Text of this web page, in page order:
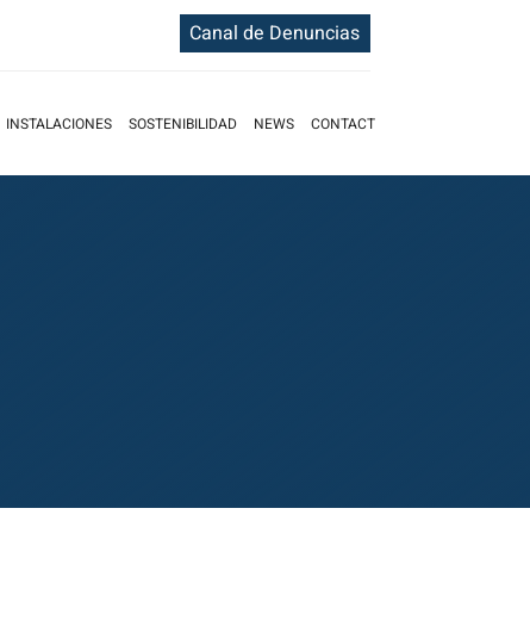
Canal de Denuncias
INSTALACIONES SOSTENIBILIDAD NEWS CONTACT